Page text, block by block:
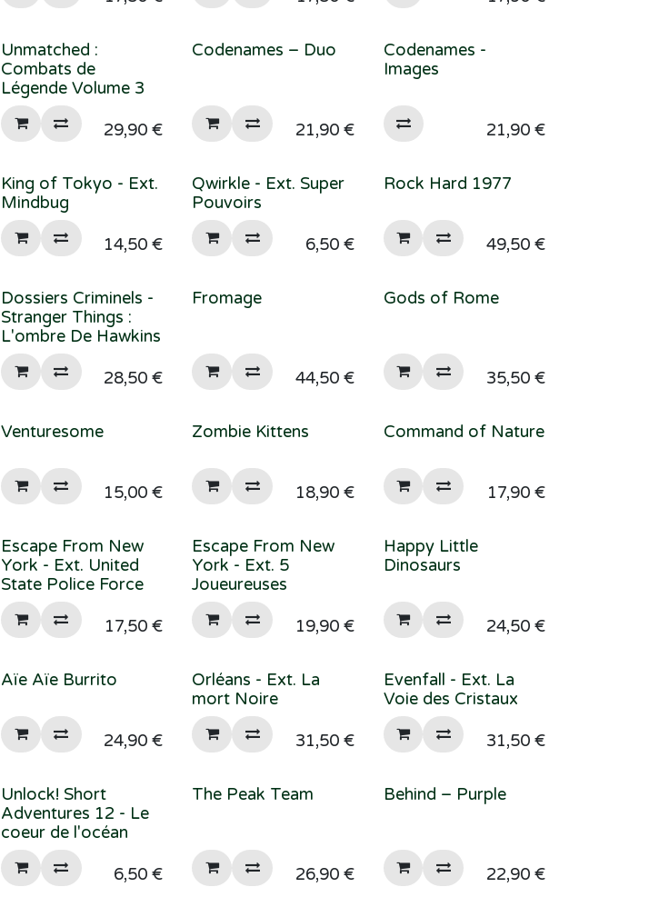
Unmatched :
Combats de
Légende Volume 3
29,90 €
Codenames – Duo
21,90€
Codenames -
Images
21,90€
King of Tokyo - Ext.
Mindbug
14,50 €
Qwirkle - Ext. Super
Pouvoirs
6,50€
Rock Hard 1977
49,50€
Dossiers Criminels -
Stranger Things :
L'ombre De Hawkins
28,50 €
Fromage
44,50€
Gods of Rome
35,50€
Venturesome
15,00 €
Zombie Kittens
18,90€
Command of Nature
17,90€
Escape From New
York - Ext. United
State Police Force
17,50 €
Escape From New
York - Ext. 5
Joueureuses
19,90€
Happy Little
Dinosaurs
24,50€
Aïe Aïe Burrito
24,90 €
Orléans - Ext. La
mort Noire
31,50€
Evenfall - Ext. La
Voie des Cristaux
31,50€
Unlock! Short
Adventures 12 - Le
coeur de l'océan
6,50 €
The Peak Team
26,90€
Behind – Purple
22,90€